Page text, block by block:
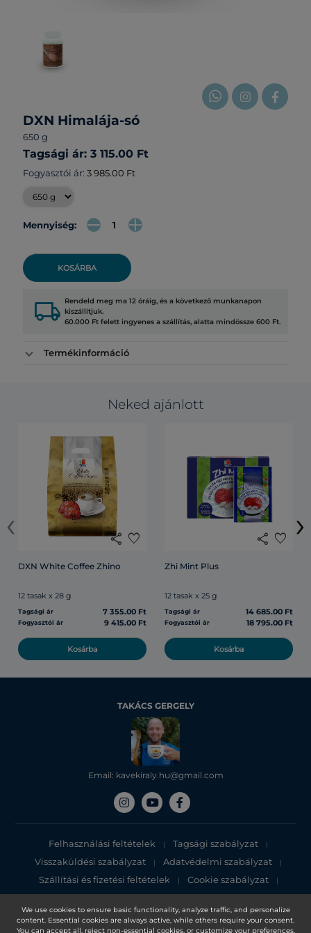
We use cookies to ensure basic functionality, analyze traffic, and personalize
content. Essential cookies are always active, while others require your consent.
You can accept all, reject non-essential cookies, or customize your preferences.
DXN Himalája-só
650 g
Tagsági ár: 3 115.00 Ft
Fogyasztói ár: 3 985.00 Ft
Mennyiség:
KOSÁRBA
local_shipping Rendeld meg ma 12 óráig, és a következő munkanapon
kiszállítjuk.
60.000 Ft felett ingyenes a szállítás, alatta mindössze 600 Ft.
Termékinformáció
Neked ajánlott
share favorite
DXN White Coffee Zhino
12 tasak x 28 g
Tagsági ár 7 355.00 Ft
Fogyasztói ár 9 415.00 Ft
Kosárba
share favorite
Zhi Mint Plus
12 tasak x 25 g
Tagsági ár 14 685.00 Ft
Fogyasztói ár 18 795.00 Ft
Kosárba
‹ ›
TAKÁCS GERGELY
Email: kavekiraly.hu@gmail.com
Felhasználási feltételek | Tagsági szabályzat |
Visszaküldési szabályzat | Adatvédelmi szabályzat |
Szállítási és fizetési feltételek | Cookie szabályzat |
Adatvédelmi tájékoztató
Copyright 2025, DXN Holdings Bhd. 199501033918 (363120-V)